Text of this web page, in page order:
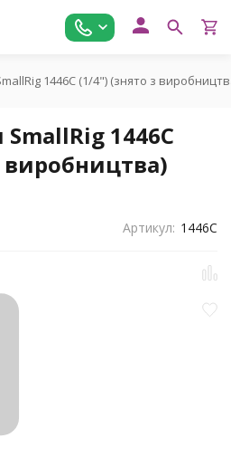
1446C (1/4") (знято з
SmallRig 1446C
виробництва)
Артикул: 1446C